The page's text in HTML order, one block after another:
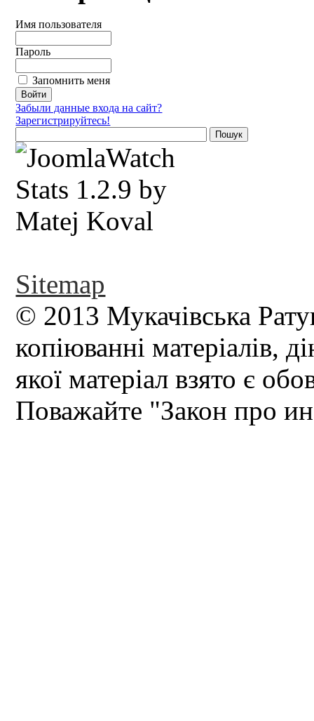
Имя пользователя
Пароль
Запомнить меня
Забыли данные входа на сайт?
Зарегистрируйтесь!
Sitemap
© 2013 Мукачівська
копіюванні матеріалів,
якої матеріал взято є
Поважайте "Закон про